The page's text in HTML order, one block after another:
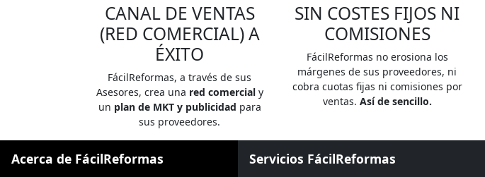
CANAL DE VENTAS
(RED COMERCIAL) A
ÉXITO
FácilReformas, a través de sus
Asesores, crea una red comercialy
un plan de MKT y publicidad para
sus proveedores.
SIN COSTES FIJOS NI
COMISIONES
FácilReformas no erosiona los
márgenes de sus proveedores, ni
cobra cuotas fijas ni comisiones por
ventas. Así de sencillo.
Acerca de FácilReformas Servicios FácilReformas